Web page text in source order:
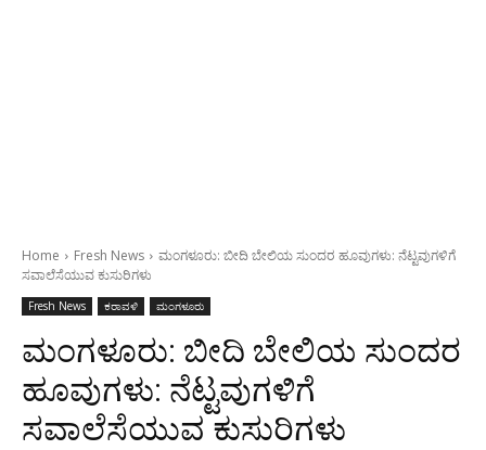
Home Fresh News
ಮಂಗಳೂರು: ಬೀದಿ ಬೇಲಿಯ ಸುಂದರ ಹೂವುಗಳು: ನೆಟ್ಟವುಗಳಿಗೆ
ಸವಾಲೆಸೆಯುವ ಕುಸುರಿಗಳು
Fresh News ಕರಾವಳಿ ಮಂಗಳೂರು
ಮಂಗಳೂರು: ಬೀದಿ ಬೇಲಿಯ ಸುಂದರ
ಹೂವುಗಳು: ನೆಟ್ಟವುಗಳಿಗೆ
ಸವಾಲೆಸೆಯುವ ಕುಸುರಿಗಳು